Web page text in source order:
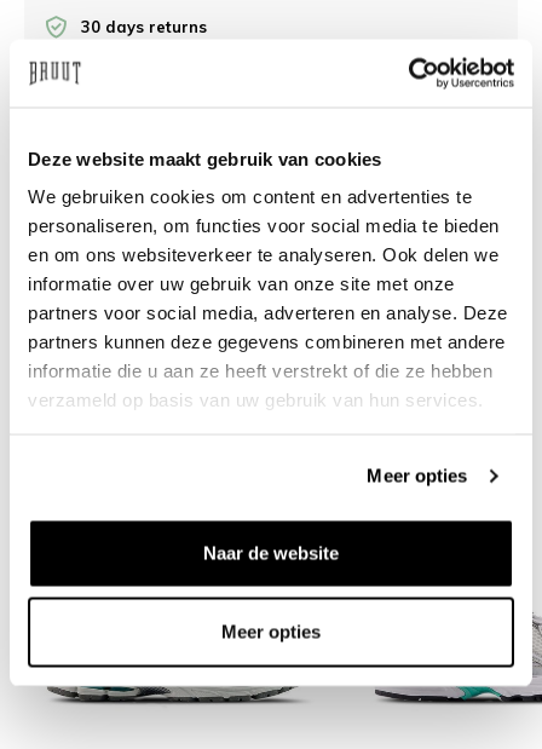
Deze website maakt gebruik van cookies
We gebruiken cookies om content en advertenties te
personaliseren, om functies voor social media te bieden
en om ons websiteverkeer te analyseren. Ook delen we
informatie over uw gebruik van onze site met onze
partners voor social media, adverteren en analyse. Deze
partners kunnen deze gegevens combineren met andere
informatie die u aan ze heeft verstrekt of die ze hebben
verzameld op basis van uw gebruik van hun services.
Meer opties
Naar de website
Meer opties
30 days returns
Need help?We're glad to help
info@bruut.nl Live chat Whatsapp
About this product
Shipment and returns